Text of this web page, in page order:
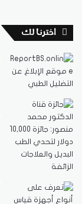
اخترنا لك